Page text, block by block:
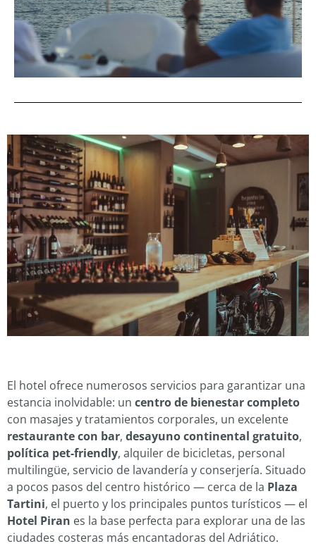
El hotel ofrece numerosos servicios para garantizar una
estancia inolvidable: un centro de bienestar completo
con masajes y tratamientos corporales, un excelente
restaurante con bar, desayuno continental gratuito,
política pet-friendly, alquiler de bicicletas, personal
multilingüe, servicio de lavandería y conserjería. Situado
a pocos pasos del centro histórico — cerca de la Plaza
Tartini, el puerto y los principales puntos turísticos — el
Hotel Piran es la base perfecta para explorar una de las
ciudades costeras más encantadoras del Adriático.